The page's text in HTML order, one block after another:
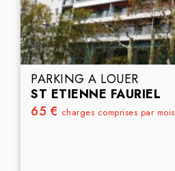
PARKING A LOUER
ST ETIENNE FAURIEL
65 € charges comprises par mois